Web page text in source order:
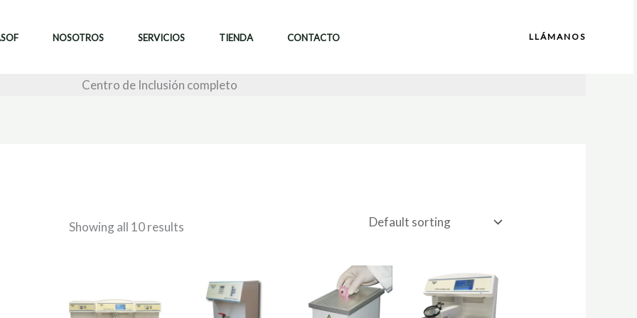
NOSOTROS SERVICIOS TIENDA CONTACTO LLÁMANOS
Centro de Inclusión completo
Showing all 10 results